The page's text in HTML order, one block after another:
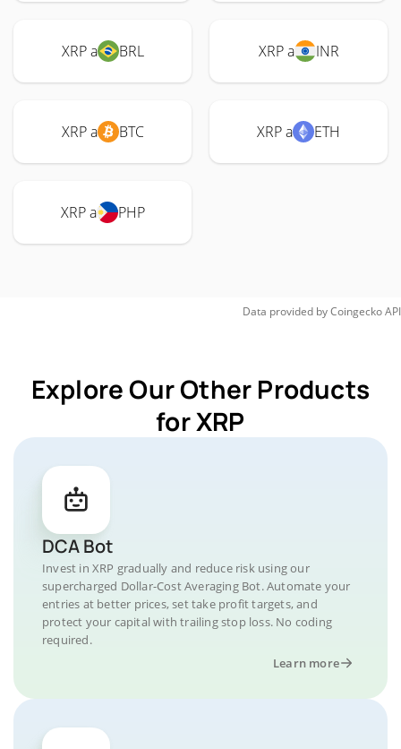
XRP a BRL XRP a INR
XRP a BTC XRP a ETH
XRP a PHP
Data provided byCoingeckoAPI
Explore Our Other Products
for XRP
DCA Bot
Invest in XRP gradually and reduce risk using our
supercharged Dollar-Cost Averaging Bot. Automate your
entries at better prices, set take profit targets, and
protect your capital with trailing stop loss. No coding
required.
Learn more